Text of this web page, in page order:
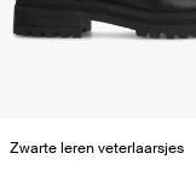
Zwarte leren veterlaarsjes